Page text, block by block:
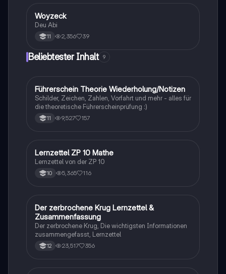
Deutsch
Woyzeck
Deu Abi
11 2,356 39
Beliebtester Inhalt 9
Lerntipps
Führerschein Theorie Wiederholung/Notizen
Schilder, Zeichen, Zahlen, Vorfahrt und mehr - alles für
die theoretische Führerscheinprüfung :)
11 9,527 157
Mathe
Lernzettel ZP 10 Mathe
Lernzettel von der ZP 10
10 5,365 116
Deutsch
Der zerbrochene Krug Lernzettel &
Zusammenfassung
Der zerbrochene Krug, Die wichtigsten Informationen
zusammengefasst, Lernzettel
12 23,517 356